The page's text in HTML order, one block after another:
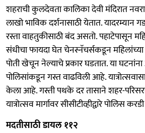
शहराची कुलदेवता कालिका देवी मंदिरात
लाखो भाविक दर्शनासाठी येतात. यादरम्यान
रस्ता वाहतुकीसाठी बंद असतो. पहाटेपासून
संधीचा फायदा घेत चेनस्नॅचर्सकडून महिलांच्या
पोती खेचून नेल्याचे प्रकार घडतात. या
पोलिसांकडून गस्त वाढविली आहे.
केला आहे. गस्ती पथके दर तासाने शहर-
यात्रोत्सव मार्गावर सीसीटीव्हीद्वारे पोलिस
मदतीसाठी डायल ११२